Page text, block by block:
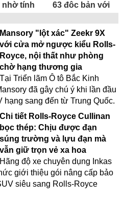
nhờ tính
63 độc bản với
tản nhiệt cổ điển
thập niên 1950
Mansory "lột xác" Zeekr 9X
với cửa mở ngược kiểu Rolls-
Royce, nội thất như phòng
chờ hạng thương gia
Tại Triển lãm Ô tô Bắc Kinh
đã gây chú ý khi lần đầu
hạng sang đến từ Trung Quốc.
Chi tiết Rolls-Royce Cullinan
bọc thép: Chịu được đạn
súng trường và lựu đạn mà
vẫn giữ trọn vẻ xa hoa
Hãng độ xe chuyên dụng Inkas
giới thiệu gói nâng cấp bảo
siêu sang Rolls-Royce